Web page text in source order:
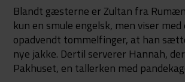
Blandt gæsterne er Zultan fra
kun en smule engelsk, men viser
opadvendt tommelfinger, at han
nye jakke. Dertil serverer Hannah,
Pakhuset, en tallerken med